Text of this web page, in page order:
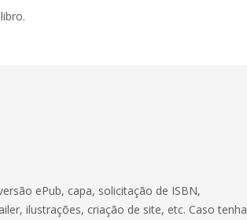
ePub, capa, solicitação de ISBN,
ilustrações, criação de site, etc. Caso tenha